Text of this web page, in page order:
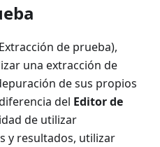
de prueba),
una extracción de
de sus propios
del Editor de
de utilizar
y resultados, utilizar